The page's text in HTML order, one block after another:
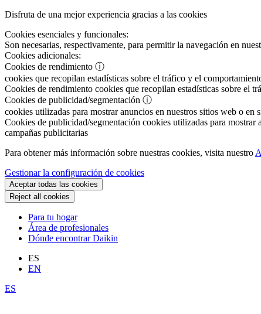
Disfruta de una mejor experiencia gracias a las cookies
Cookies esenciales y funcionales:
Son necesarias, respectivamente, para permitir la navegación en
Cookies adicionales:
Cookies de rendimiento ⓘ
cookies que recopilan estadísticas sobre el tráfico y el
Cookies de rendimiento cookies que recopilan estadísticas sobre el
Cookies de publicidad/segmentación ⓘ
cookies utilizadas para mostrar anuncios en nuestros sitios web o
Cookies de publicidad/segmentación cookies utilizadas para mostrar
campañas publicitarias
Para obtener más información sobre nuestras cookies, visita nuestro
Gestionar la configuración de cookies
Aceptar todas las cookies
Reject all cookies
Para tu hogar
Área de profesionales
Dónde encontrar Daikin
ES
EN
ES